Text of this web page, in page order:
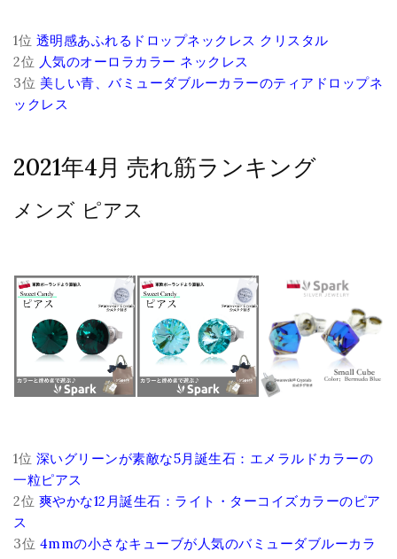
1位 透明感あふれるドロップネックレス クリスタル
2位 人気のオーロラカラー ネックレス
3位 美しい青、バミューダブルーカラーのティアドロップネ
ックレス
2021年4月 売れ筋ランキング
メンズ ピアス
1位 深いグリーンが素敵な5月誕生石：エメラルドカラーの
一粒ピアス
2位 爽やかな12月誕生石：ライト・ターコイズカラーのピア
ス
3位 4mmの小さなキューブが人気のバミューダブルーカラ